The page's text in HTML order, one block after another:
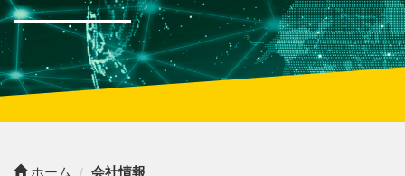
ホーム 会社情報